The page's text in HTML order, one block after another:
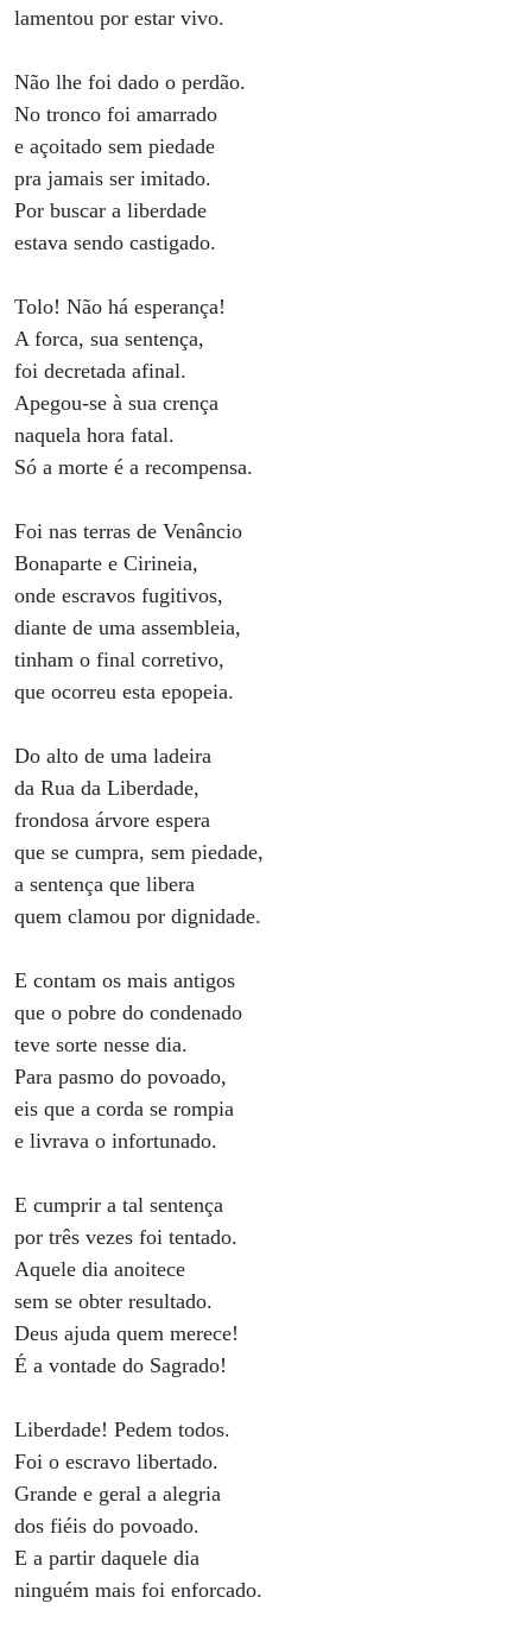
lamentou por estar vivo.
Não lhe foi dado o perdão.
No tronco foi amarrado
e açoitado sem piedade
pra jamais ser imitado.
Por buscar a liberdade
estava sendo castigado.
Tolo! Não há esperança!
A forca, sua sentença,
foi decretada afinal.
Apegou-se à sua crença
naquela hora fatal.
Só a morte é a recompensa.
Foi nas terras de Venâncio
Bonaparte e Cirineia,
onde escravos fugitivos,
diante de uma assembleia,
tinham o final corretivo,
que ocorreu esta epopeia.
Do alto de uma ladeira
da Rua da Liberdade,
frondosa árvore espera
que se cumpra, sem piedade,
a sentença que libera
quem clamou por dignidade.
E contam os mais antigos
que o pobre do condenado
teve sorte nesse dia.
Para pasmo do povoado,
eis que a corda se rompia
e livrava o infortunado.
E cumprir a tal sentença
por três vezes foi tentado.
Aquele dia anoitece
sem se obter resultado.
Deus ajuda quem merece!
É a vontade do Sagrado!
Liberdade! Pedem todos.
Foi o escravo libertado.
Grande e geral a alegria
dos fiéis do povoado.
E a partir daquele dia
ninguém mais foi enforcado.